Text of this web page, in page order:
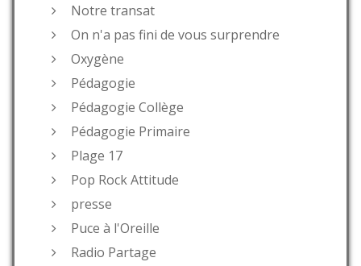
Notre transat
On n'a pas fini de vous surprendre
Oxygène
Pédagogie
Pédagogie Collège
Pédagogie Primaire
Plage 17
Pop Rock Attitude
presse
Puce à l'Oreille
Radio Partage